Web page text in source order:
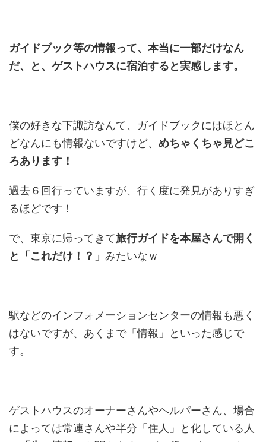
ガイドブック等の情報って、本当に一部だけなん
だ、と、ゲストハウスに宿泊すると実感します。
僕の好きな下諏訪なんて、ガイドブックにはほとん
どなんにも情報ないですけど、 めちゃくちゃ見どこ
ろあります！
過去６回行っていますが、行く度に発見がありすぎ
るほどです！
で、東京に帰ってきて旅行ガイドを本屋さんで開く
と「これだけ！？」 みたいなｗ
駅などのインフォメーションセンターの情報も悪く
はないですが、あくまで「情報」といった感じで
す。
ゲストハウスのオーナーさんやヘルパーさん、場合
によっては常連さんや半分「住人」と化している人